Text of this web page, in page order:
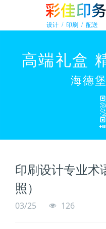
印刷设计专业术
照）
03/25 126